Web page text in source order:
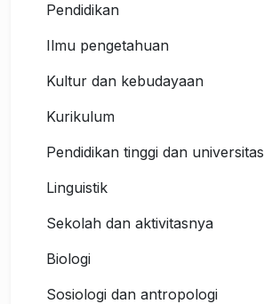
Pendidikan
Ilmu pengetahuan
Kultur dan kebudayaan
Kurikulum
Pendidikan tinggi dan universitas
Linguistik
Sekolah dan aktivitasnya
Biologi
Sosiologi dan antropologi